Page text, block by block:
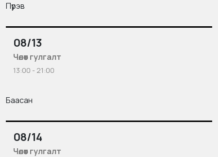
Пүрэв
08/13
Чөлөөт гулгалт
13:00 - 21:00
Баасан
08/14
Чөлөөт гулгалт